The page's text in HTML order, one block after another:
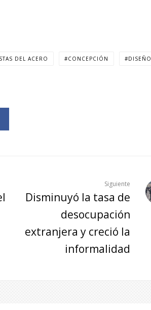
DEL ACERO CONCEPCIÓN DISEÑO
Siguiente
Disminuyó la tasa de
desocupación
extranjera y creció la
informalidad